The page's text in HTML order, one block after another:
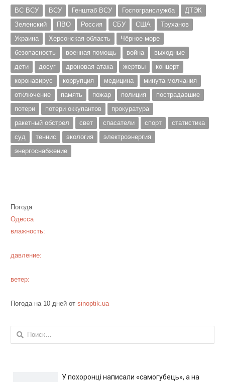
ВС ВСУ ВСУ Генштаб ВСУ Госпогранслужба
ДТЭК
Зеленский
ПВО Россия СБУ США
Труханов
Украина
Херсонская область
Чёрное море
безопасность
военная помощь война
выходные
дети
досуг дроновая атака жертвы
концерт
коронавирус
коррупция медицина
минута молчания
отключение
память пожар полиция
пострадавшие
потери
потери оккупантов
прокуратура
ракетный обстрел
свет спасатели спорт
статистика
суд
теннис экология
электроэнергия
энергоснабжение
Погода
Одесса
влажность:
давление:
ветер:
Погода на 10 дней от sinoptik.ua
Найти:
У похоронці написали «самогубець», а на